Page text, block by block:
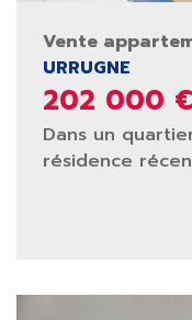
Vente
URRUGNE
202 000 €
Dans un
résidence